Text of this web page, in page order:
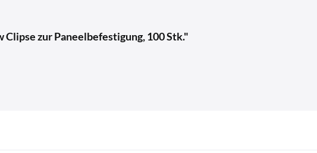
zur Paneelbefestigung, 100 Stk."